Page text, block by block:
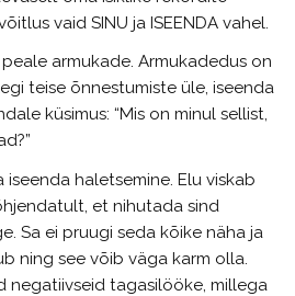
vaid SINU ja ISEENDA vahel.
armukade. Armukadedus on
teise õnnestumiste üle, iseenda
küsimus: “Mis on minul sellist,
iseenda haletsemine. Elu viskab
et nihutada sind
Sa ei pruugi seda kõike näha ja
ning see võib väga karm olla.
negatiivseid tagasilööke, millega